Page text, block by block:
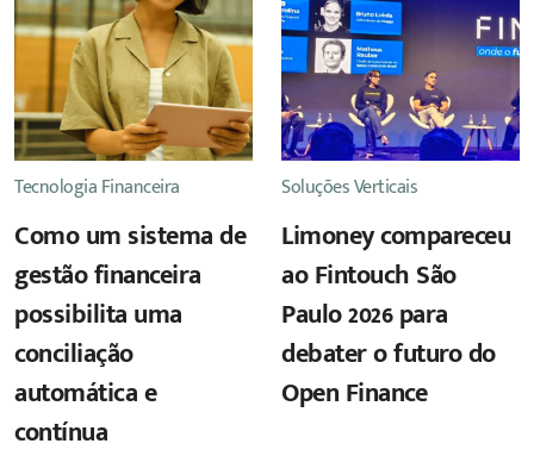
Tecnologia Financeira
Como um sistema de
gestão financeira
possibilita uma
conciliação
automática e
contínua
Soluções Verticais
Limoney compareceu
ao Fintouch São
Paulo 2026 para
debater o futuro do
Open Finance